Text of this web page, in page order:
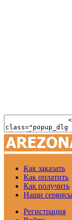
Как заказать
Как оплатить
Как получить
Наши
Регистрация